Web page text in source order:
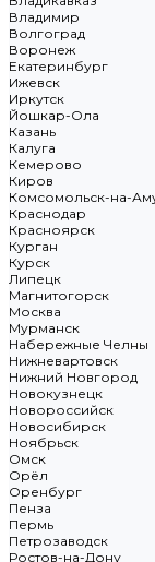
Владимир
Волгоград
Воронеж
Екатеринбург
Ижевск
Иркутск
Йошкар-Ола
Казань
Калуга
Кемерово
Киров
Комсомольск-на-
Краснодар
Красноярск
Курган
Курск
Липецк
Магнитогорск
Москва
Мурманск
Набережные Челны
Нижневартовск
Нижний Новгород
Новокузнецк
Новороссийск
Новосибирск
Ноябрьск
Омск
Орёл
Оренбург
Пенза
Пермь
Петрозаводск
Ростов-на-Дону